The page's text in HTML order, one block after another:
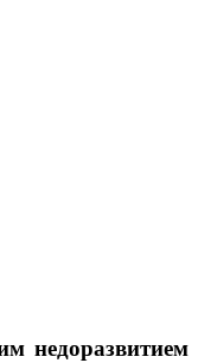
недоразвитием